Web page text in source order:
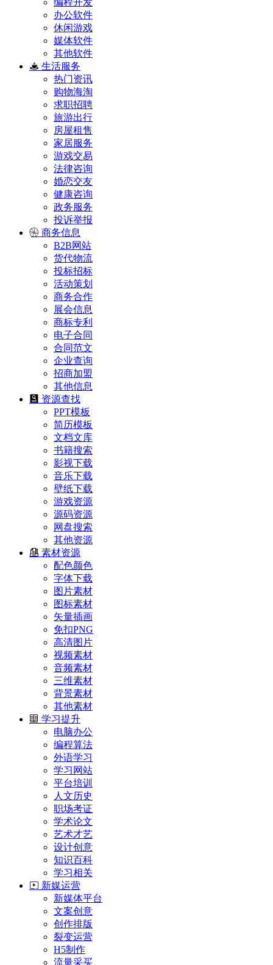
编程开发
办公软件
休闲游戏
媒体软件
其他软件
生活服务
热门资讯
购物海淘
求职招聘
旅游出行
房屋租售
家居服务
游戏交易
法律咨询
婚恋交友
健康咨询
政务服务
投诉举报
商务信息
B2B网站
货代物流
投标招标
活动策划
商务合作
展会信息
商标专利
电子合同
合同范文
企业查询
招商加盟
其他信息
资源查找
PPT模板
简历模板
文档文库
书籍搜索
影视下载
音乐下载
壁纸下载
游戏资源
源码资源
网盘搜索
其他资源
素材资源
配色颜色
字体下载
图片素材
图标素材
矢量插画
免扣PNG
高清图片
视频素材
音频素材
三维素材
背景素材
其他素材
学习提升
电脑办公
编程算法
外语学习
学习网站
平台培训
人文历史
职场考证
学术论文
艺术才艺
设计创意
知识百科
学习相关
新媒运营
新媒体平台
文案创意
创作排版
裂变运营
H5制作
流量采买